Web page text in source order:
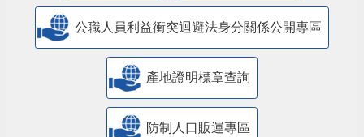
公職人員利益衝突迴避法身分關係公開專區
產地證明標章查詢
防制人口販運專區